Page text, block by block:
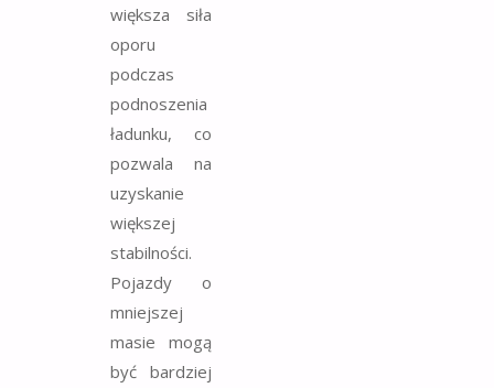
większa siła
oporu
podczas
podnoszenia
ładunku, co
pozwala na
uzyskanie
większej
stabilności.
Pojazdy o
mniejszej
masie mogą
być bardziej